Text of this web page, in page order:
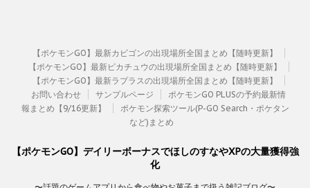
【ポケモンGO】最新カビゴンの出現場所全国まとめ【随時更新】
【ポケモンGO】最新ピカチュウの出現場所全国まとめ【随時更新】
【ポケモンGO】最新ラプラスの出現場所全国まとめ【随時更新】
お問い合わせ
サンプルページ
ポケモンGO PLUSの予約最新情
報まとめ【9/16更新】
ポケモン探索ツール(P-GO Search・ポケタン
など)まとめ
【ポケモンGO】デイリーボーナスでほしのすなやXPの大量獲得強
化